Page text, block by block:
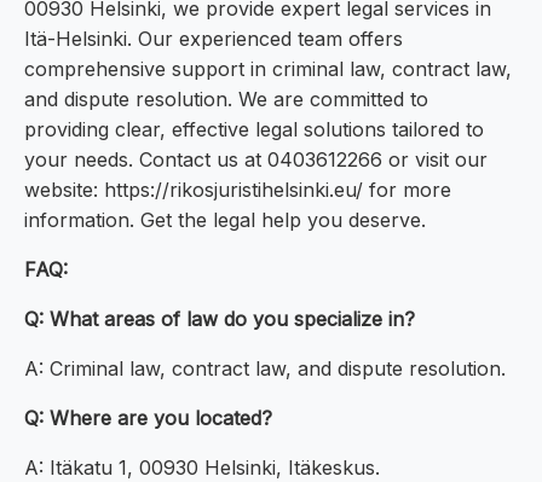
00930 Helsinki, we provide expert legal services in
Itä-Helsinki. Our experienced team offers
comprehensive support in criminal law, contract law,
and dispute resolution. We are committed to
providing clear, effective legal solutions tailored to
your needs. Contact us at 0403612266 or visit our
website: https://rikosjuristihelsinki.eu/ for more
information. Get the legal help you deserve.
FAQ:
Q: What areas of law do you specialize in?
A: Criminal law, contract law, and dispute resolution.
Q: Where are you located?
A: Itäkatu 1, 00930 Helsinki, Itäkeskus.